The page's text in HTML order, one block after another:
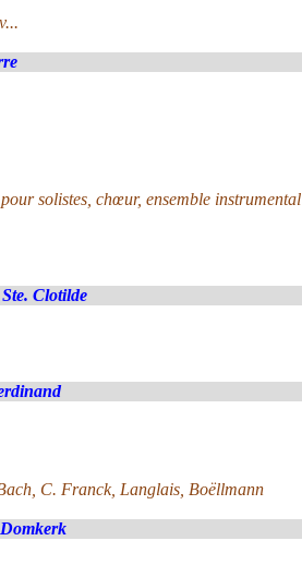
solistes, chœur, ensemble instrumental
Clotilde
C. Franck, Langlais, Boëllmann
Domkerk